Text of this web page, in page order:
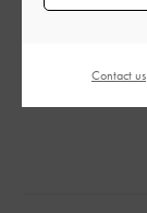
もっと見るContact us